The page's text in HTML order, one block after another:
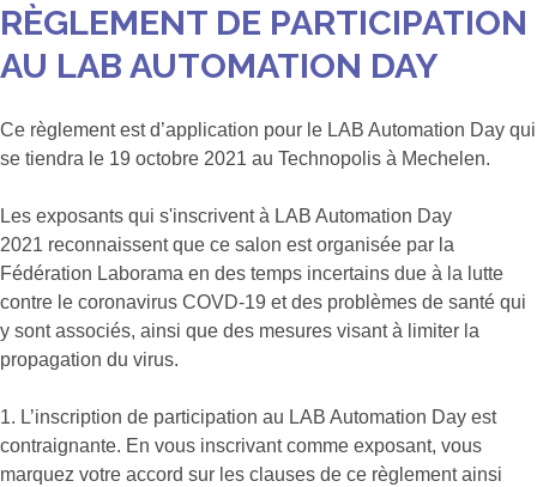
RÈGLEMENT DE PARTICIPATION
AU LAB AUTOMATION DAY
Ce règlement est d’application pour le LAB Automation Day qui
se tiendra le 19 octobre 2021 au Technopolis à Mechelen.
Les exposants qui s'inscrivent à LAB Automation Day
2021 reconnaissent que ce salon est organisée par la
Fédération Laborama en des temps incertains due à la lutte
contre le coronavirus COVD-19 et des problèmes de santé qui
y sont associés, ainsi que des mesures visant à limiter la
propagation du virus.
1. L’inscription de participation au LAB Automation Day est
contraignante. En vous inscrivant comme exposant, vous
marquez votre accord sur les clauses de ce règlement ainsi